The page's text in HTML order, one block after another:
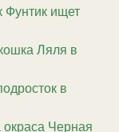
Фунтик ищет
Ляля в
в
окраса Черная